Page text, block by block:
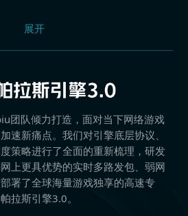
展开
团队倾力打造，面对当下网络游戏
速新痛点。我们对引擎底层协议、
策略进行了全面的重新梳理，研发
上更具优势的实时多路发包、弱网
署了全球海量游戏独享的高速专
拉斯引擎3.0。